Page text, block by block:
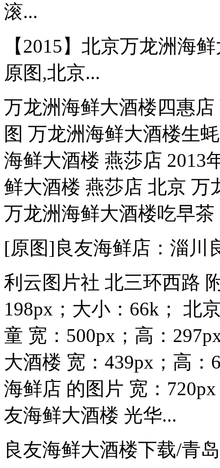
滚...
【2015】北京万龙洲海
原图,北京...
万龙洲海鲜大酒楼四惠
图 万龙洲海鲜大酒楼生
海鲜大酒楼 燕莎店 2013
鲜大酒楼 燕莎店 北京 万
万龙洲海鲜大酒楼吃早
[原图]良友海鲜店：淄川
利云图片社 北三环西路
198px；大小：66k； 北
童 宽：500px；高：
大酒楼 宽：439px；高
海鲜店 的图片 宽：
友海鲜大酒楼 光华...
良友海鲜大酒楼下载/青